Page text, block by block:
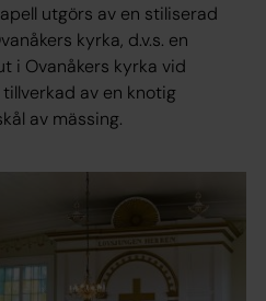
utgörs av en stiliserad
kyrka, d.v.s. en
i Ovanåkers kyrka vid
av en knotig
av mässing.